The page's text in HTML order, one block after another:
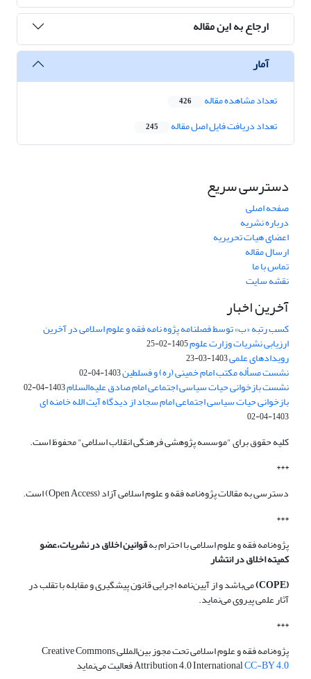
ارجاع به این مقاله
آمار
تعداد مشاهده مقاله 426
تعداد دریافت فایل اصل مقاله 245
دسترسی سریع
صفحه اصلی
درباره نشریه
اعضای هیات تحریریه
ارسال مقاله
تماس با ما
نقشه سایت
آخرین اخبار
کسب رتبه «ب» توسط فصلنامه پژوه نامه فقه و علوم اسلامی در آخرین
ارزیابی نشریات وزارت علوم1405-02-25
رویدادهای علمی1403-03-23
نشست مسأله مکتب امام خمینی (ره) و فسلطین1403-04-02
نشست بازخوانی حیات سیاسی اجتماعی امام صادق علیه‌السلام1403-04-02
بازخوانی حیات سیاسی اجتماعی امام سجاد از دیدگاه آیت الله خامنه ای
1403-04-02
کلیه حقوق برای "موسسه پژوهشی فرهنگی انقلاب اسلامی" محفوظ است.
***
دسترسی به مقالات پژوه‌نامه فقه و علوم اسلامی آزاد (Open Access) است.
***
پژوه‌نامه فقه و علوم اسلامی با احترام بهقوانین اخلاق در نشریات،عضو
کمیته اخلاق در انتشار
(COPE)
می‌باشد و از آیین‌نامه اجرایی قانون پیشگیری و مقابله با تقلب در
آثار علمی پیروی می‌نماید.
***
پژوه‌نامه فقه و علوم اسلامی تحت مجوز بین‌المللی Creative Commons
Attribution 4.0 InternationalCC-BY 4.0 فعالیت می‌نماید